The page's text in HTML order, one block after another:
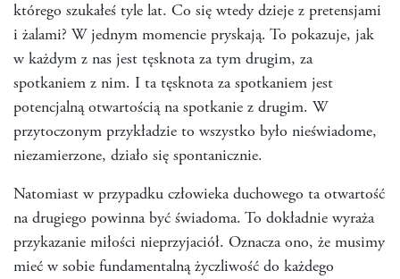
którego szukałeś tyle lat. Co się wtedy dzieje z pretensjami
i żalami? W jednym momencie pryskają. To pokazuje, jak
w każdym z nas jest tęsknota za tym drugim, za
spotkaniem z nim. I ta tęsknota za spotkaniem jest
potencjalną otwartością na spotkanie z drugim. W
przytoczonym przykładzie to wszystko było nieświadome,
niezamierzone, działo się spontanicznie.
Natomiast w przypadku człowieka duchowego ta otwartość
na drugiego powinna być świadoma. To dokładnie wyraża
przykazanie miłości nieprzyjaciół. Oznacza ono, że musimy
mieć w sobie fundamentalną życzliwość do każdego